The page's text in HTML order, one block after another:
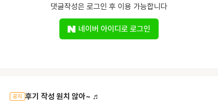
댓글작성은 로그인 후 이용 가능합니다
네이버 아이디로 로그인
공지 후기 작성 원치 않아~ ♬